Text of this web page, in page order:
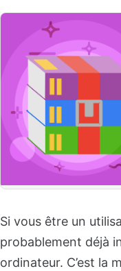
Si vous être un
probablement déjà
ordinateur. C’est la